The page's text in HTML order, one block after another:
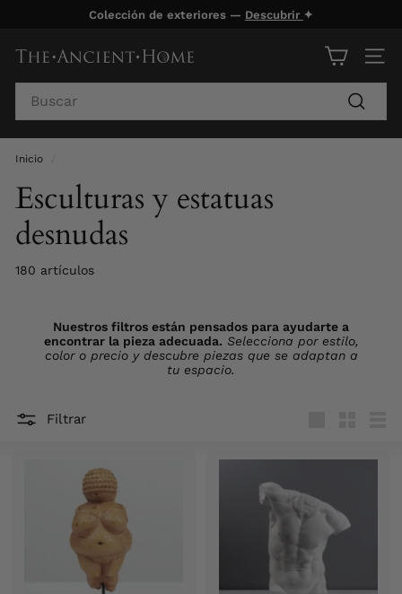
contenido
Colección de exteriores — Descubrir ✦
T
h
A
n
c
i
e
n
S
Buscar
Inicio
Esculturas y estatuas
desnudas
180 artículos
Nuestros filtros están pensados para ayudarte a
encontrar la pieza adecuada. Selecciona por estilo,
color o precio y descubre piezas que se adaptan a
tu espacio.
Filtrar